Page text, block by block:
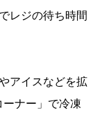
レジの待ち時間
アイスなどを拡
ナー」で冷凍